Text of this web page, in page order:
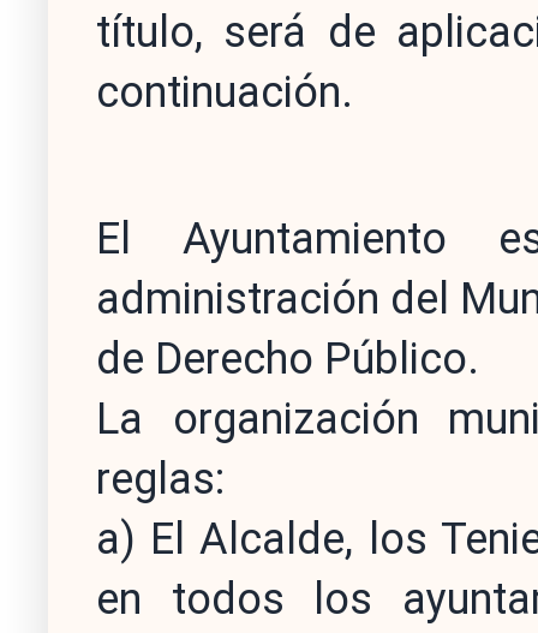
título, será de
continuación.
El Ayuntamiento
administración del
de Derecho Público.
La organización
reglas:
a) El Alcalde, los
en todos los